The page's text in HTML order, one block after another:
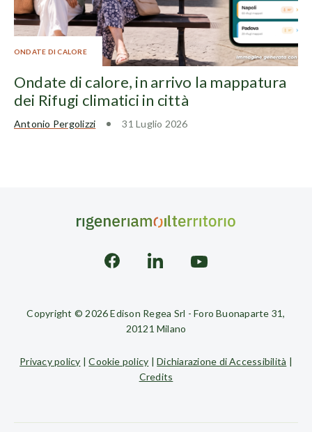
ONDATE DI CALORE
Ondate di calore, in arrivo la mappatura
dei Rifugi climatici in città
Antonio Pergolizzi 31 Luglio 2026
Copyright © 2026 Edison Regea Srl - Foro Buonaparte 31,
20121 Milano
Privacy policy |Cookie policy |Dichiarazione di Accessibilità
Credits